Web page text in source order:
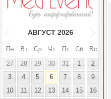
АВГУСТ 2026
Пн Вт Ср Чт Пт Сб
Вс
27
28 29 30 31 1
2
3
4 5 6 7 8
9
10
11 12 13 14 15
16